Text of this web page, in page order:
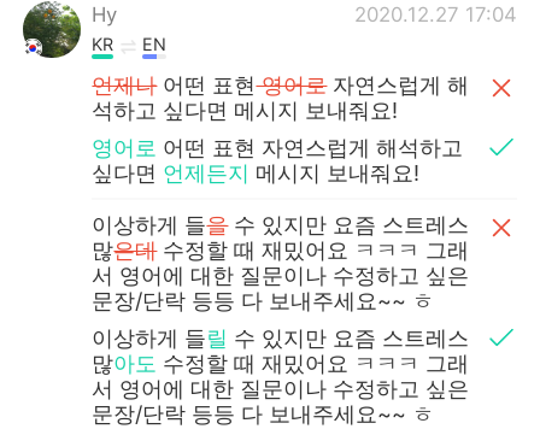
Hy 2020.12.27 17:04
KR EN
언제나어떤 표현영어로자연스럽게 해
석하고 싶다면 메시지 보내줘요!
영어로 어떤 표현 자연스럽게 해석하고
싶다면 언제든지 메시지 보내줘요!
이상하게 들을수 있지만 요즘 스트레스
많은데수정할 때 재밌어요 ㅋㅋㅋ 그래
서 영어에 대한 질문이나 수정하고 싶은
문장/단락 등등 다 보내주세요~~ ㅎ
이상하게 들릴 수 있지만 요즘 스트레스
많아도 수정할 때 재밌어요 ㅋㅋㅋ 그래
서 영어에 대한 질문이나 수정하고 싶은
문장/단락 등등 다 보내주세요~~ ㅎ